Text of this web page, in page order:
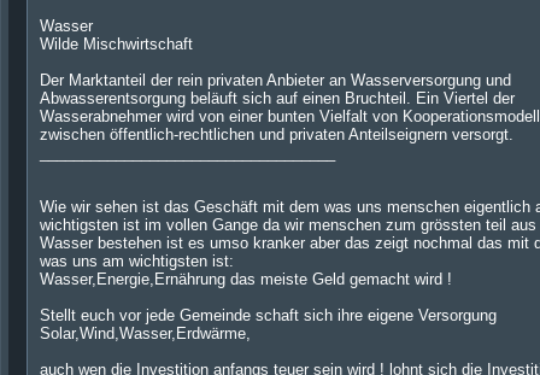
Wasser
Wilde Mischwirtschaft
Der Marktanteil der rein privaten Anbieter an Wasserversorgung und
Abwasserentsorgung beläuft sich auf einen Bruchteil. Ein Viertel der
Wasserabnehmer wird von einer bunten Vielfalt von
zwischen öffentlich-rechtlichen und privaten Anteilseignern versorgt.
Wie wir sehen ist das Geschäft mit dem was uns menschen eigentlich
wichtigsten ist im vollen Gange da wir menschen zum grössten teil aus
Wasser bestehen ist es umso kranker aber das zeigt nochmal das mit
was uns am wichtigsten ist:
Wasser,Energie,Ernährung das meiste Geld gemacht wird !
Stellt euch vor jede Gemeinde schaft sich ihre eigene Versorgung
Solar,Wind,Wasser,Erdwärme,
auch wen die Investition anfangs teuer sein wird ! lohnt sich die